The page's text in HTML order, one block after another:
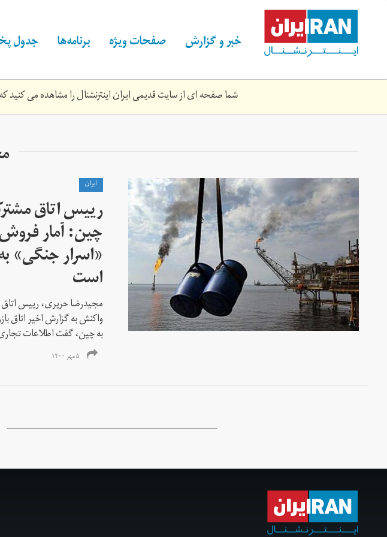
content خبر و گزارش صفحات ویژه برنامه‌ها جدول
شما صفحه ای از سایت قدیمی ایران اینترنشنال را مشاهده می
ايران
رییس اتاق
چین: آمار
«اسرار جنگی»
است
مجیدرضا حریری، رییس اتاق
واکنش به گزارش اخیر اتاق
به چین، گفت اطلاعات
۵ مهر ۱۴۰۰